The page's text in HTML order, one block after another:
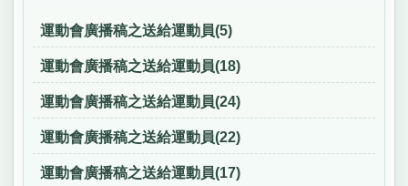
運動會廣播稿之送給運動員(5)
運動會廣播稿之送給運動員(18)
運動會廣播稿之送給運動員(24)
運動會廣播稿之送給運動員(22)
運動會廣播稿之送給運動員(17)